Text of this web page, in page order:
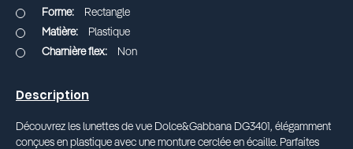
Rectangle
Plastique
Non
Description
Découvrez les lunettes de vue Dolce&Gabbana DG3401, élégamment
conçues en plastique avec une monture cerclée en écaille. Parfaites